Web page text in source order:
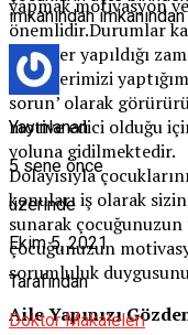
yapmak motivasyon
önemlidir.Durumlar
seçimler yapıldığı
seçimlerimizi
sorun’ olarak
motive edici olduğu
yoluna gidilmektedir.
Dolayısıyla
konuları iş olarak
sunarak
çocuğunuzun
sorumluluk
Aile Yapınızı
imkanından
Yayınlanan
5 sene önce
üzerinde
Ekim 5, 2021
Tarafından
Doktor Makaleleri